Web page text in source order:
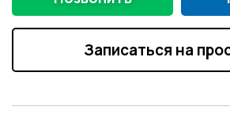
Записаться на